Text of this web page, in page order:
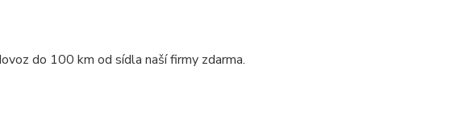
do 100 km od sídla naší firmy zdarma.